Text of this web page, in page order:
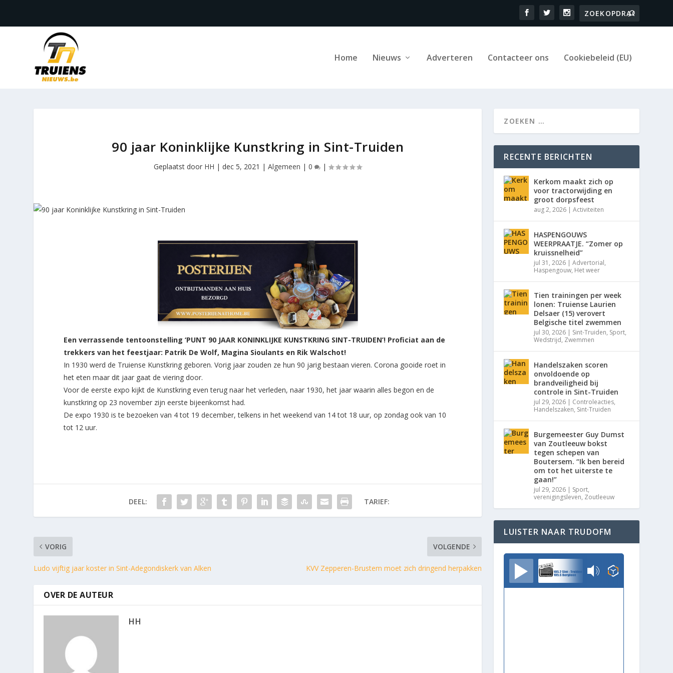
Home Nieuws Adverteren Contacteer ons Cookiebeleid (EU)
90 jaar Koninklijke Kunstkring in Sint-Truiden
Geplaatst door HH |dec 5, 2021 |Algemeen |0 |
Een verrassende tentoonstelling ‘PUNT 90 JAAR KONINKLIJKE KUNSTKRING SINT-TRUIDEN’! Proficiat aan de
trekkers van het feestjaar: Patrik De Wolf, Magina Sioulants en Rik Walschot!
In 1930 werd de Truiense Kunstkring geboren. Vorig jaar zouden ze hun 90 jarig bestaan vieren. Corona gooide roet in
het eten maar dit jaar gaat de viering door.
Voor de eerste expo kijkt de Kunstkring even terug naar het verleden, naar 1930, het jaar waarin alles begon en de
kunstkring op 23 november zijn eerste bijeenkomst had.
De expo 1930 is te bezoeken van 4 tot 19 december, telkens in het weekend van 14 tot 18 uur, op zondag ook van 10
tot 12 uur.
DEEL: TARIEF:
VORIG
Ludo vijftig jaar koster in Sint-Adegondiskerk van Alken
VOLGENDE
KVV Zepperen-Brustem moet zich dringend herpakken
OVER DE AUTEUR
HH
RECENTE BERICHTEN
Kerkom maakt zich op
voor tractorwijding en
groot dorpsfeest
aug 2, 2026 |Activiteiten
HASPENGOUWS
WEERPRAATJE. “Zomer op
kruissnelheid”
jul 31, 2026 |Advertorial,
Haspengouw, Het weer
Tien trainingen per week
lonen: Truiense Laurien
Delsaer (15) verovert
Belgische titel zwemmen
jul 30, 2026 | Sint-Truiden, Sport,
Wedstrijd, Zwemmen
Handelszaken scoren
onvoldoende op
brandveiligheid bij
controle in Sint-Truiden
jul 29, 2026 | Controleacties,
Handelszaken, Sint-Truiden
Burgemeester Guy Dumst
van Zoutleeuw bokst
tegen schepen van
Boutersem. “Ik ben bereid
om tot het uiterste te
gaan!”
jul 29, 2026 | Sport,
verenigingsleven, Zoutleeuw
LUISTER NAAR TRUDOFM
TrudoFM